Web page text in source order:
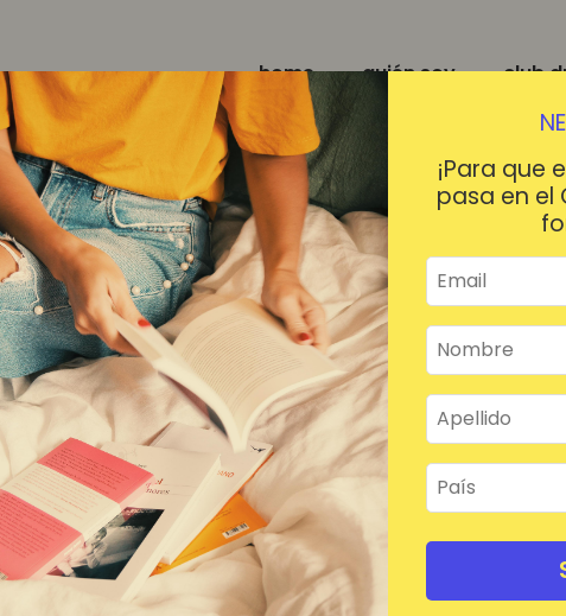
¡Para que
pasa en el
home quién soy club
¡HOLA!
Mantenerme conectado ¿Contraseña